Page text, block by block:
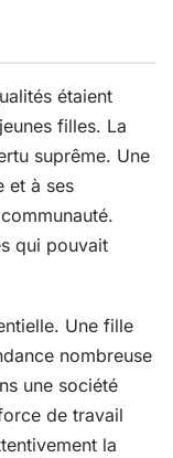
étaient
filles. La
suprême. Une
et à ses
qui pouvait
Une fille
nombreuse
une société
de travail
la